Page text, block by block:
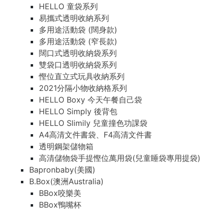
HELLO 童袋系列
易攜式透明收納系列
多用途活動袋 (闊身款)
多用途活動袋 (窄長款)
闊口式透明收納袋系列
雙袋口透明收納袋系列
慳位直立式玩具收納系列
2021分隔小物收納格系列
HELLO Boxy 今天午餐自己袋
HELLO Simply 後背包
HELLO Slimily 兒童撞色功課袋
A4高清文件書袋、F4高清文件書
透明鋼架儲物箱
高清儲物袋手提慳位萬用袋(兒童睡袋專用提袋)
Bapronbaby(美國)
B.Box(澳洲Australia)
BBox咬樂美
BBox鴨嘴杯